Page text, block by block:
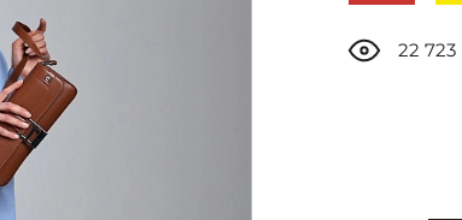
22 723